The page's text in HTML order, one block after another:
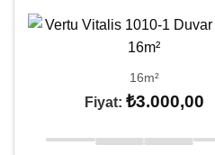
16m²
Fiyat: ₺3.000,00